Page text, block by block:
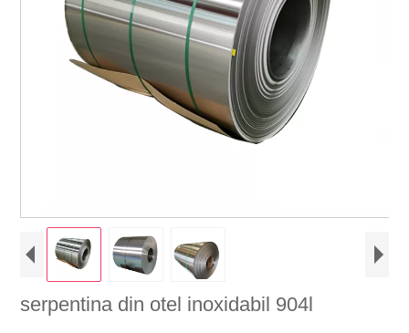
serpentina din otel inoxidabil 904l